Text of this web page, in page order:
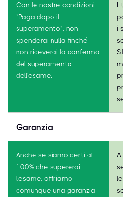
Con le nostre condizioni
"Paga dopo il
superamento", non
spenderai nulla finché
non riceverai la conferma
del superamento
dell'esame.
I
i
Garanzia
Anche se siamo certi al
100% che supererai
l'esame, offriamo
comunque una garanzia
A